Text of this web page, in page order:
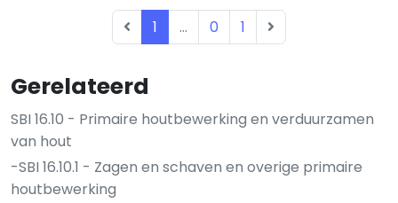
Gerelateerd
SBI 16.10 - Primaire houtbewerking en verduurzamen
van hout
-SBI 16.10.1 - Zagen en schaven en overige primaire
houtbewerking
1 ... 0 1